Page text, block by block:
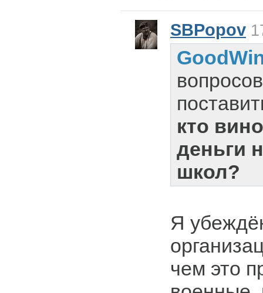
SBPopov
кто
деньги
школ?
Я
чем это